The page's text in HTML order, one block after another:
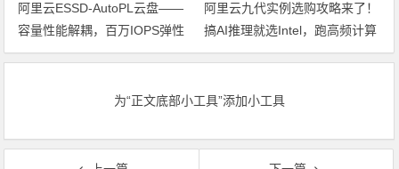
阿里云ESSD-AutoPL云盘——
容量性能解耦，百万IOPS弹性
可调，按需付费，是降本的最优
阿里云九代实例选购攻略来了！
搞AI推理就选Intel，跑高频计算
就上AMD，券一叠直接省下一
为“正文底部小工具”添加小工具